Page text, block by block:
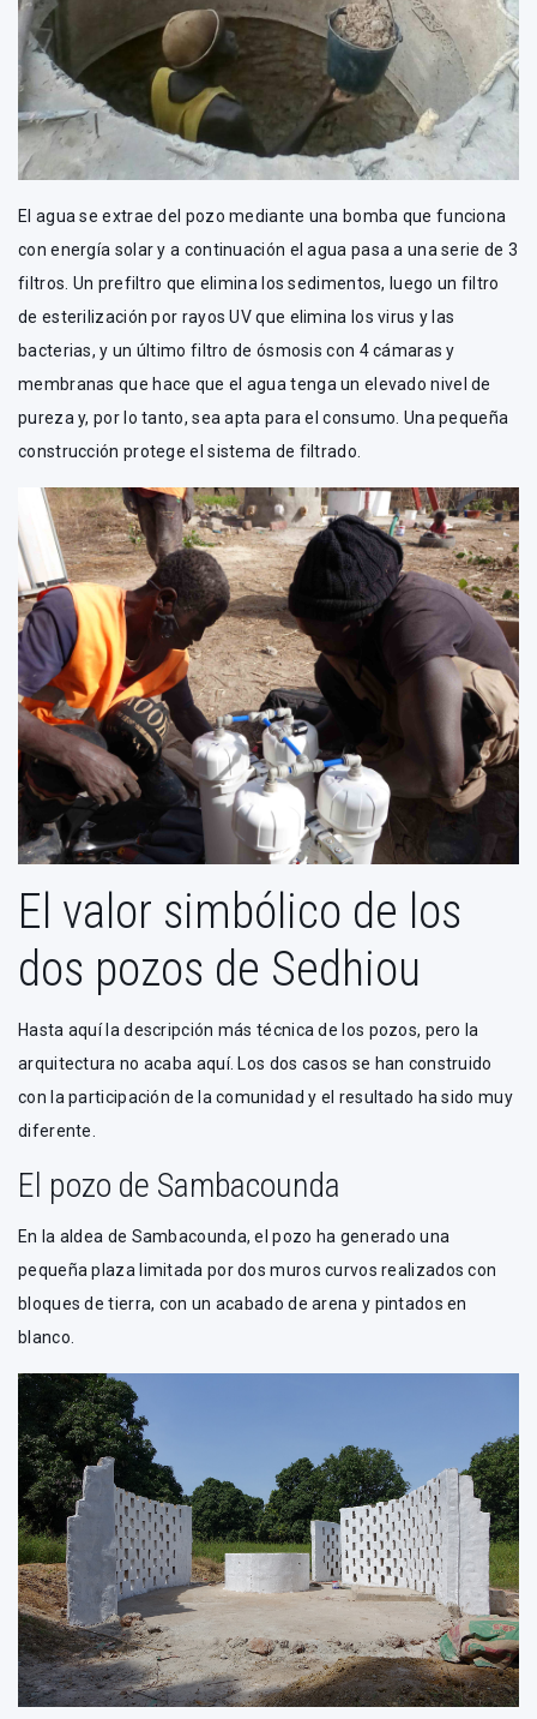
El agua se extrae del pozo mediante una bomba que funciona
con energía solar y a continuación el agua pasa a una serie de 3
filtros. Un prefiltro que elimina los sedimentos, luego un filtro
de esterilización por rayos UV que elimina los virus y las
bacterias, y un último filtro de ósmosis con 4 cámaras y
membranas que hace que el agua tenga un elevado nivel de
pureza y, por lo tanto, sea apta para el consumo. Una pequeña
construcción protege el sistema de filtrado.
El valor simbólico de los
dos pozos de Sedhiou
Hasta aquí la descripción más técnica de los pozos, pero la
arquitectura no acaba aquí. Los dos casos se han construido
con la participación de la comunidad y el resultado ha sido muy
diferente.
El pozo de Sambacounda
En la aldea de Sambacounda, el pozo ha generado una
pequeña plaza limitada por dos muros curvos realizados con
bloques de tierra, con un acabado de arena y pintados en
blanco.